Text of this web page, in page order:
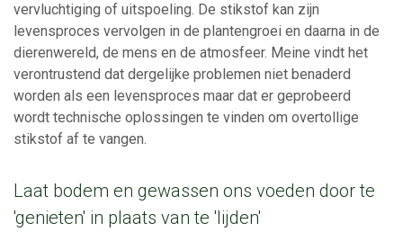
vervluchtiging of uitspoeling. De stikstof kan zijn
levensproces vervolgen in de plantengroei en daarna in de
dierenwereld, de mens en de atmosfeer. Meine vindt het
verontrustend dat dergelijke problemen niet benaderd
worden als een levensproces maar dat er geprobeerd
wordt technische oplossingen te vinden om overtollige
stikstof af te vangen.
Laat bodem en gewassen ons voeden door te
'genieten' in plaats van te 'lijden'